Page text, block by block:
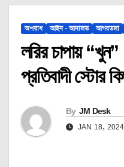
অপরাধ আইন - আদালত আগরতলা
লরির চাপায় “খুন”
প্রতিবাদী স্টোর
By JM Desk
JAN 18, 2024